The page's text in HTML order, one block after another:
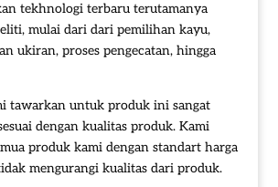
tekhnologi terbaru terutamanya
mulai dari dari pemilihan kayu,
ukiran, proses pengecatan, hingga
tawarkan untuk produk ini sangat
dengan kualitas produk. Kami
produk kami dengan standart harga
mengurangi kualitas dari produk.